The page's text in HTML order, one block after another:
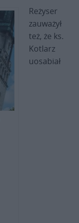
Reżyser
zauważył
też, że ks.
Kotlarz
uosabiał